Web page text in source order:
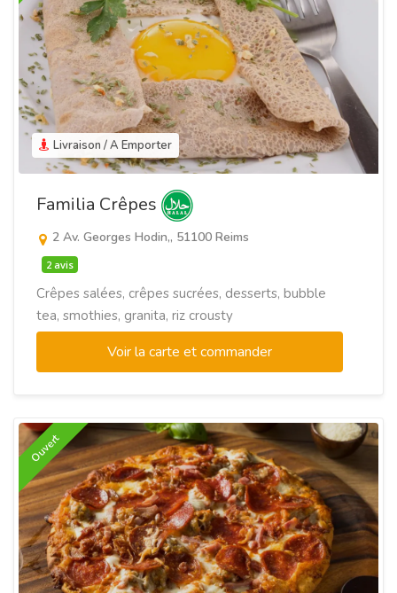
Livraison / A Emporter
Familia Crêpes
2 Av. Georges Hodin,, 51100 Reims
2 avis
Crêpes salées, crêpes sucrées, desserts, bubble
tea, smothies, granita, riz crousty
Voir la carte et commander
Ouvert